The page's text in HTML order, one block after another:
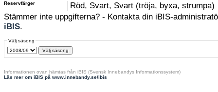
Reservfärger
Röd, Svart, Svart (tröja, byxa, strumpa)
Stämmer inte uppgifterna? - Kontakta din iBIS-
iBIS.
Välj säsong
Informationen ovan hämtas från iBIS (Svensk Innebandys Informationssystem)
Läs mer om iBIS på www.innebandy.se/ibis